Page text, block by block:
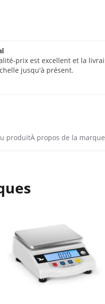
prix est excellent et la
jusqu'à présent.
produitÀ propos de la marque